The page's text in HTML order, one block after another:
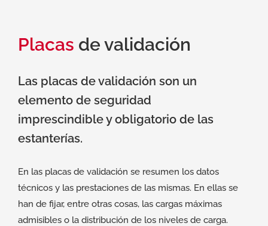
Placas de validación
Las placas de validación son un
elemento de seguridad
imprescindible y obligatorio de las
estanterías.
En las placas de validación se resumen los datos
técnicos y las prestaciones de las mismas. En ellas se
han de fijar, entre otras cosas, las cargas máximas
admisibles o la distribución de los niveles de carga.